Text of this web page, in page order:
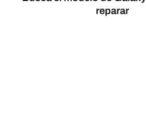
reparar